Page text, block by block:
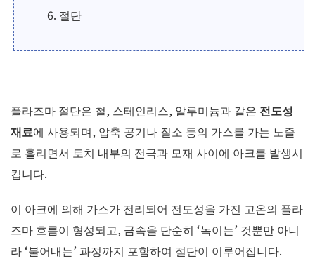
절단
플라즈마 절단은 철, 스테인리스, 알루미늄과 같은 전도성
재료에 사용되며, 압축 공기나 질소 등의 가스를 가는 노즐
로 흘리면서 토치 내부의 전극과 모재 사이에 아크를 발생시
킵니다.
이 아크에 의해 가스가 전리되어 전도성을 가진 고온의 플라
즈마 흐름이 형성되고, 금속을 단순히 ‘녹이는’ 것뿐만 아니
라 ‘불어내는’ 과정까지 포함하여 절단이 이루어집니다.